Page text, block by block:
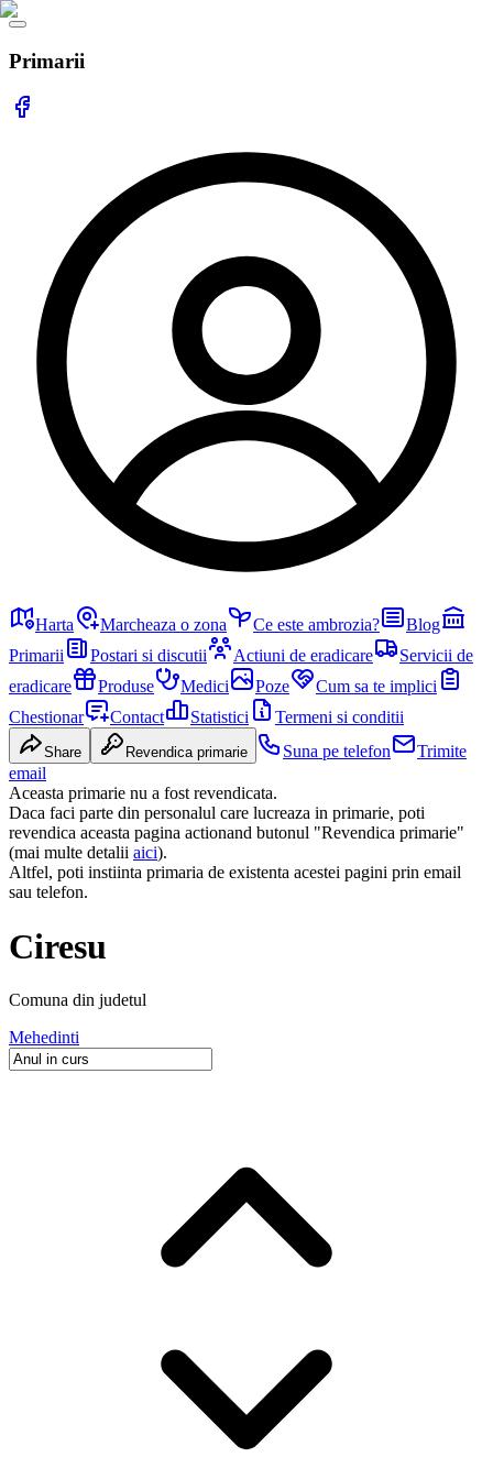
Primarii
Harta Marcheaza o zona Ce este ambrozia?
Blog
Primarii
Postari si discutii Actiuni de eradicare
Servicii de
eradicare
Produse Medici Poze
Cum sa te implici
Chestionar
Contact Statistici Termeni si conditii
Share Revendica primarie Suna pe telefon
Trimite
email
Aceasta primarie nu a fost revendicata.
Daca faci parte din personalul care lucreaza in primarie, poti
revendica aceasta pagina actionand butonul "Revendica primarie"
(mai multe detalii aici).
Altfel, poti instiinta primaria de existenta acestei pagini prin email
sau telefon.
Ciresu
Comuna din judetul
Mehedinti